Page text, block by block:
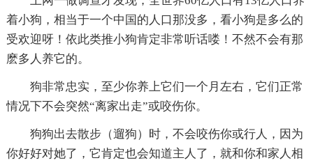
着小狗，相当于一个中国的人口那没多，看小狗是多么的
受欢迎呀！依此类推小狗肯定非常听话喽！不然不会有那
麽多人养它的。
狗非常忠实，至少你养上它们一个月左右，它们正常
情况下不会突然“离家出走”或咬伤你。
狗狗出去散步（遛狗）时，不会咬伤你或行人，因为
你好好对她了，它肯定也会知道主人了，就和你和家人相